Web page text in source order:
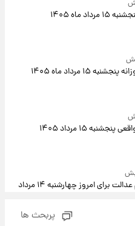
ماه ۱۴۰۵
۱۵ مرداد ماه ۱۴۰۵
۱۵ مرداد ۱۴۰۵
ارزش سهام عدالت برای امروز چهارشنبه ۱۴ مرداد
پربحث ها